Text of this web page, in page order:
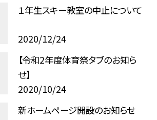
１年生スキー教室の中止について
2020/12/24
【令和2年度体育祭タブのお知ら
せ】
2020/10/24
新ホームページ開設のお知らせ